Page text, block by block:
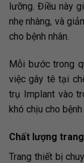
lưỡng. Điều này
nhẹ nhàng, và
cho bệnh nhân.
Mỗi bước trong
việc gây tê tại
trụ Implant vào
khó chịu cho bệnh
Chất lượng
Trang thiết bị